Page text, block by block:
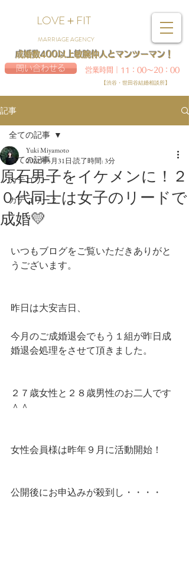
LOVE＋FIT
MARRIAGE AGENCY
問い合わせる
【渋谷・世田谷結婚相談所】
成婚数400以上敏腕仲人とマンツーマン！
営業時間｜11：00～20：00
記事
全ての記事
カテゴリー 1
カテゴリー 2
全ての記事
原石男子をイケメンに！２
０代同士は女子のリードで
成婚💛
Yuki Miyamoto
2022年5月31日 読了時間: 3分
いつもブログをご覧いただきありがと
うございます。
昨日は大安吉日、
今月のご成婚退会でもう１組が昨日成
婚退会処理をさせて頂きました。
２７歳女性と２８歳男性のお二人です
＾＾
女性会員様は昨年９月に活動開始！
公開後にお申込みが殺到し・・・・